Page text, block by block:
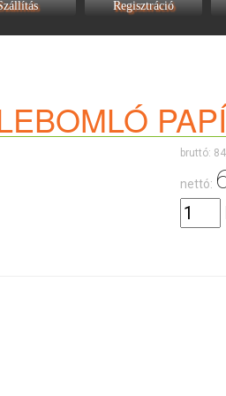
Regisztráció
bruttó:
nettó: